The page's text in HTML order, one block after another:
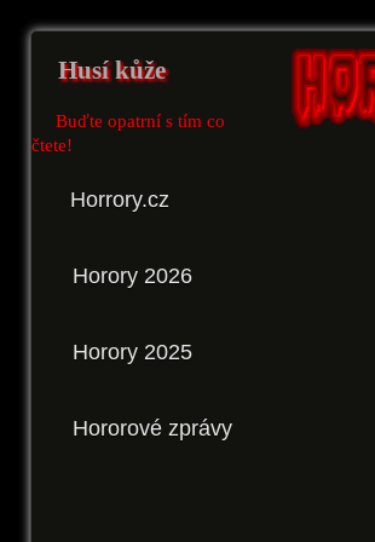
Husí kůže
Buďte opatrní s tím co
čtete!
Horrory.cz
Horory 2026
Horory 2025
Hororové zprávy